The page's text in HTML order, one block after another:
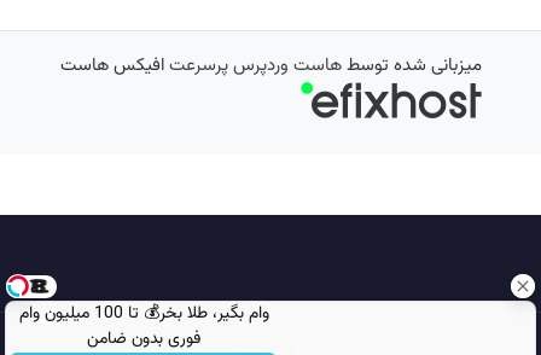
وام بگیر، طلا بخر💰 تا 100 میلیون وام
فوری بدون ضامن
میزبانی شده توسطهاست وردپرس پرسرعتافیکس هاست